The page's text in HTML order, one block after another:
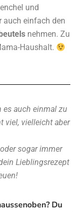
und
auch einfach den
nehmen. Zu
Haushalt.
es auch einmal zu
viel, vielleicht aber
sogar immer
Lieblingsrezept
Du